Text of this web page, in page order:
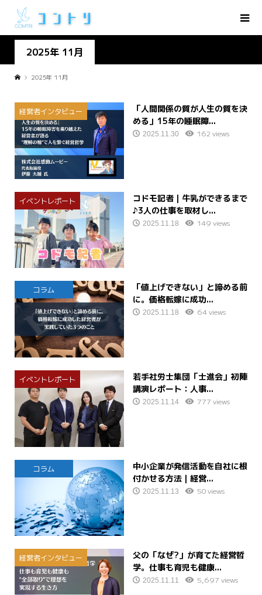
2025年 11月
2025年 11月
経営者インタビュー
「人間関係の質が人生の質を決
める」15年の睡眠障...
2025.11.30 162 views
イベントレポート
コドモ記者｜牛乳ができるまで
♪3人の仕事を取材し...
2025.11.18 149 views
コラム
「値上げできない」と諦める前
に。価格転嫁に成功...
2025.11.18 64 views
イベントレポート
若手社労士集団「士進会」初陣
講演レポート：人事...
2025.11.14 777 views
コラム
中小企業が発信活動を自社に根
付かせる方法｜経営...
2025.11.13 50 views
経営者インタビュー
父の「なぜ?」が育てた経営哲
学。仕事も育児も健康...
2025.11.11 5,697 views